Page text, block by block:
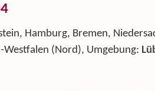
Hamburg, Bremen,
(Nord), Umgebung: